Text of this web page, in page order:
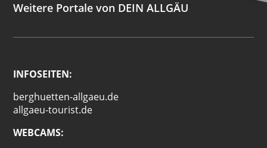
Weitere Portale von DEIN ALLGÄU
INFOSEITEN:
berghuetten-allgaeu.de
allgaeu-tourist.de
WEBCAMS: